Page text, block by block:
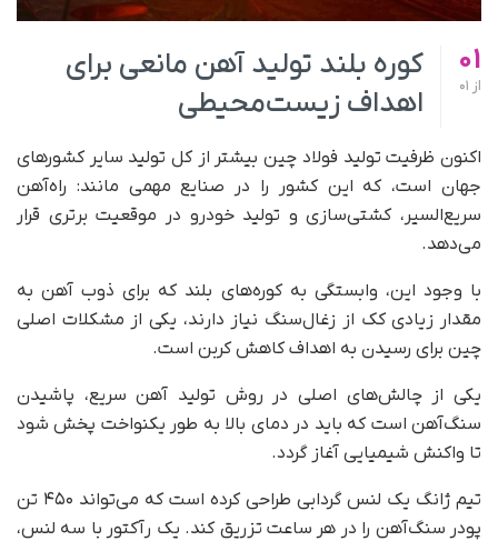
01
از
کوره بلند تولید آهن مانعی برای
اهداف زیست‌محیطی
اکنون ظرفیت تولید فولاد چین بیشتر از کل تولید سایر کشورهای
جهان است، که این کشور را در صنایع مهمی مانند: راه‌آهن
سریع‌السیر، کشتی‌سازی و تولید خودرو در موقعیت برتری قرار
می‌دهد.
با وجود این، وابستگی به کوره‌های بلند که برای ذوب آهن به
مقدار زیادی کک از زغال‌سنگ نیاز دارند، یکی از مشکلات اصلی
چین برای رسیدن به اهداف کاهش کربن است.
یکی از چالش‌های اصلی در روش تولید آهن سریع، پاشیدن
سنگ‌آهن است که باید در دمای بالا به‌ طور یکنواخت پخش شود
تا واکنش شیمیایی آغاز گردد.
تیم ژانگ یک لنس گردابی طراحی کرده است که می‌تواند ۴۵۰ تن
پودر سنگ‌آهن را در هر ساعت تزریق کند. یک رآکتور با سه لنس،